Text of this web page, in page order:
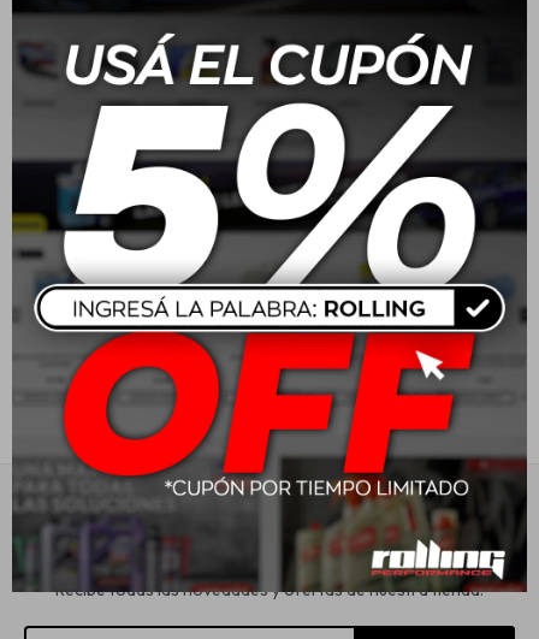
Jvc Parlantes 6" 300W 2
vias
USD60,41
JVC Radio X280BT
BT/USB
USD 149,00
Suscríbete a nuestra newsletter
Recibe todas las novedades y ofertas de nuestra tienda.
Aditivos
Aerosoles
Estética automotriz
Accesorios
Baterías
Repuestos
Servicios